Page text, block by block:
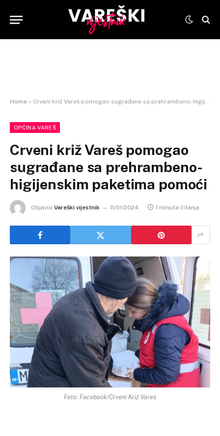
Home » Crveni križ Vareš pomogao sugrađane sa prehrambeno-higijenskim paketima pomoći
OPĆINA VAREŠ
Crveni križ Vareš pomogao
sugrađane sa prehrambeno-
higijenskim paketima pomoći
Objavio Vareški vijestnik 11/01/2024 1 minuta čitanja
Foto: Facebook/Crveni Križ Vareš